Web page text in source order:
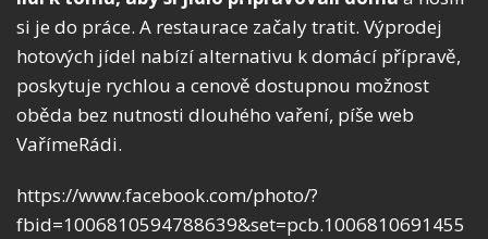
si je do práce. A restaurace začaly tratit. Výprodej
hotových jídel nabízí alternativu k domácí přípravě,
poskytuje rychlou a cenově dostupnou možnost
oběda bez nutnosti dlouhého vaření, píše web
VařímeRádi.
https://www.facebook.com/photo/?
fbid=1006810594788639&set=pcb.1006810691455